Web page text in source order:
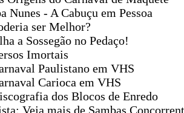
Nunes - A Cabuçu em Pessoa
ser Melhor?
a Sossegão no Pedaço!
Imortais
Paulistano em VHS
Carioca em VHS
dos Blocos de Enredo
Veja mais de Sambas